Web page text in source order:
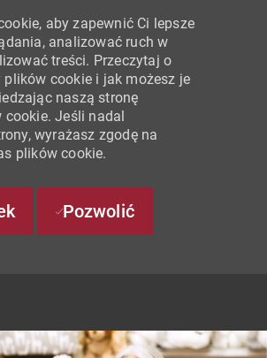
aby zapewnić Ci lepsze
analizować ruch w
treści. Przeczytaj o
cookie i jak możesz je
naszą stronę
cookie. Jeśli nadal
wyrażasz zgodę na
plików cookie.
Pozwolić